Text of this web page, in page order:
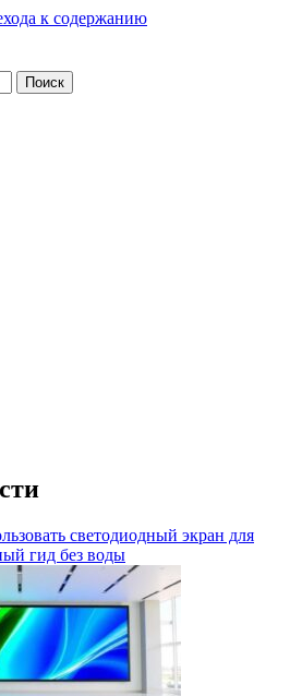
к содержанию
светодиодный экран для
гид без воды